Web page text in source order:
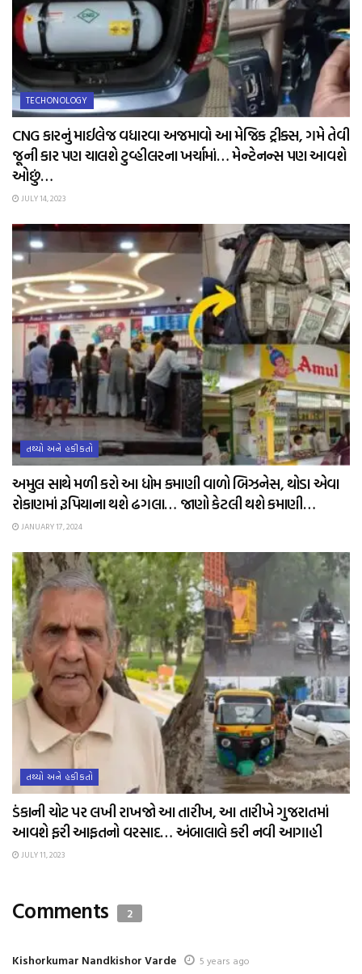
TECHONOLOGY
CNG કારનું માઈલેજ વધારવા અજમાવો આ મેજિક ટ્રીક્સ, ગમે તેવી
જૂની કાર પણ ચાલશે ટુવ્હીલરના ખર્ચામાં… મેન્ટેનન્સ પણ આવશે
ઓછું…
JULY 14, 2023
તથ્યો અને હકીકતો
અમુલ સાથે મળી કરો આ ધોમ કમાણી વાળો બિઝનેસ, થોડા એવા
રોકાણમાં રૂપિયાના થશે ઢગલા… જાણો કેટલી થશે કમાણી…
JANUARY 17, 2024
તથ્યો અને હકીકતો
ડંકાની ચોટ પર લખી રાખજો આ તારીખ, આ તારીખે ગુજરાતમાં
આવશે ફરી આફતનો વરસાદ… અંબાલાલે કરી નવી આગાહી
JULY 11, 2023
Comments 2
Kishorkumar Nandkishor Varde 5 years ago